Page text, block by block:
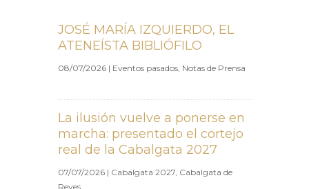
JOSÉ MARÍA IZQUIERDO, EL
ATENEÍSTA BIBLIÓFILO
08/07/2026 | Eventos pasados, Notas de Prensa
La ilusión vuelve a ponerse en
marcha: presentado el cortejo
real de la Cabalgata 2027
07/07/2026 | Cabalgata 2027, Cabalgata de
Reyes